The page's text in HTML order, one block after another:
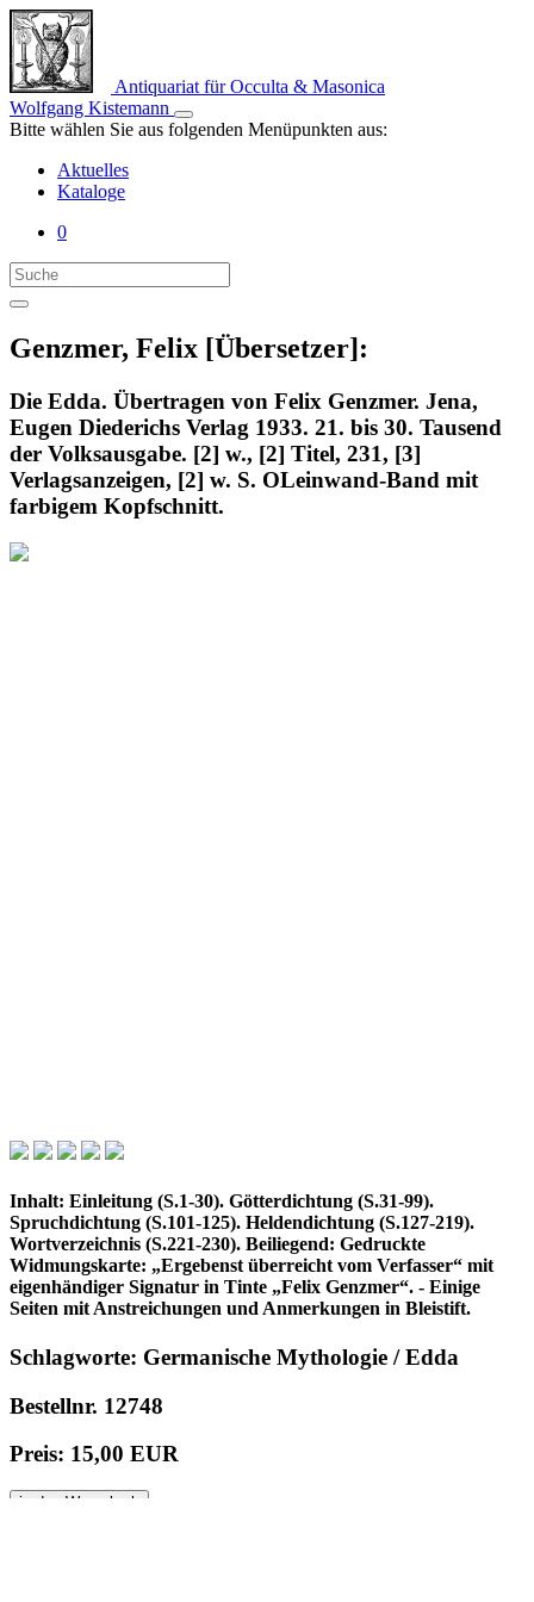
Antiquariat für Occulta & Masonica
Wolfgang Kistemann
Bitte wählen Sie aus folgenden Menüpunkten aus:
Aktuelles
Kataloge
0
Genzmer, Felix [Übersetzer]:
Die Edda. Übertragen von Felix Genzmer. Jena,
Eugen Diederichs Verlag 1933. 21. bis 30. Tausend
der Volksausgabe. [2] w., [2] Titel, 231, [3]
Verlagsanzeigen, [2] w. S. OLeinwand-Band mit
farbigem Kopfschnitt.
Inhalt: Einleitung (S.1-30). Götterdichtung (S.31-99).
Spruchdichtung (S.101-125). Heldendichtung (S.127-219).
Wortverzeichnis (S.221-230). Beiliegend: Gedruckte
Widmungskarte: „Ergebenst überreicht vom Verfasser“ mit
eigenhändiger Signatur in Tinte „Felix Genzmer“. - Einige
Seiten mit Anstreichungen und Anmerkungen in Bleistift.
Schlagworte: Germanische Mythologie / Edda
Bestellnr. 12748
Preis: 15,00 EUR
in den Warenkorb